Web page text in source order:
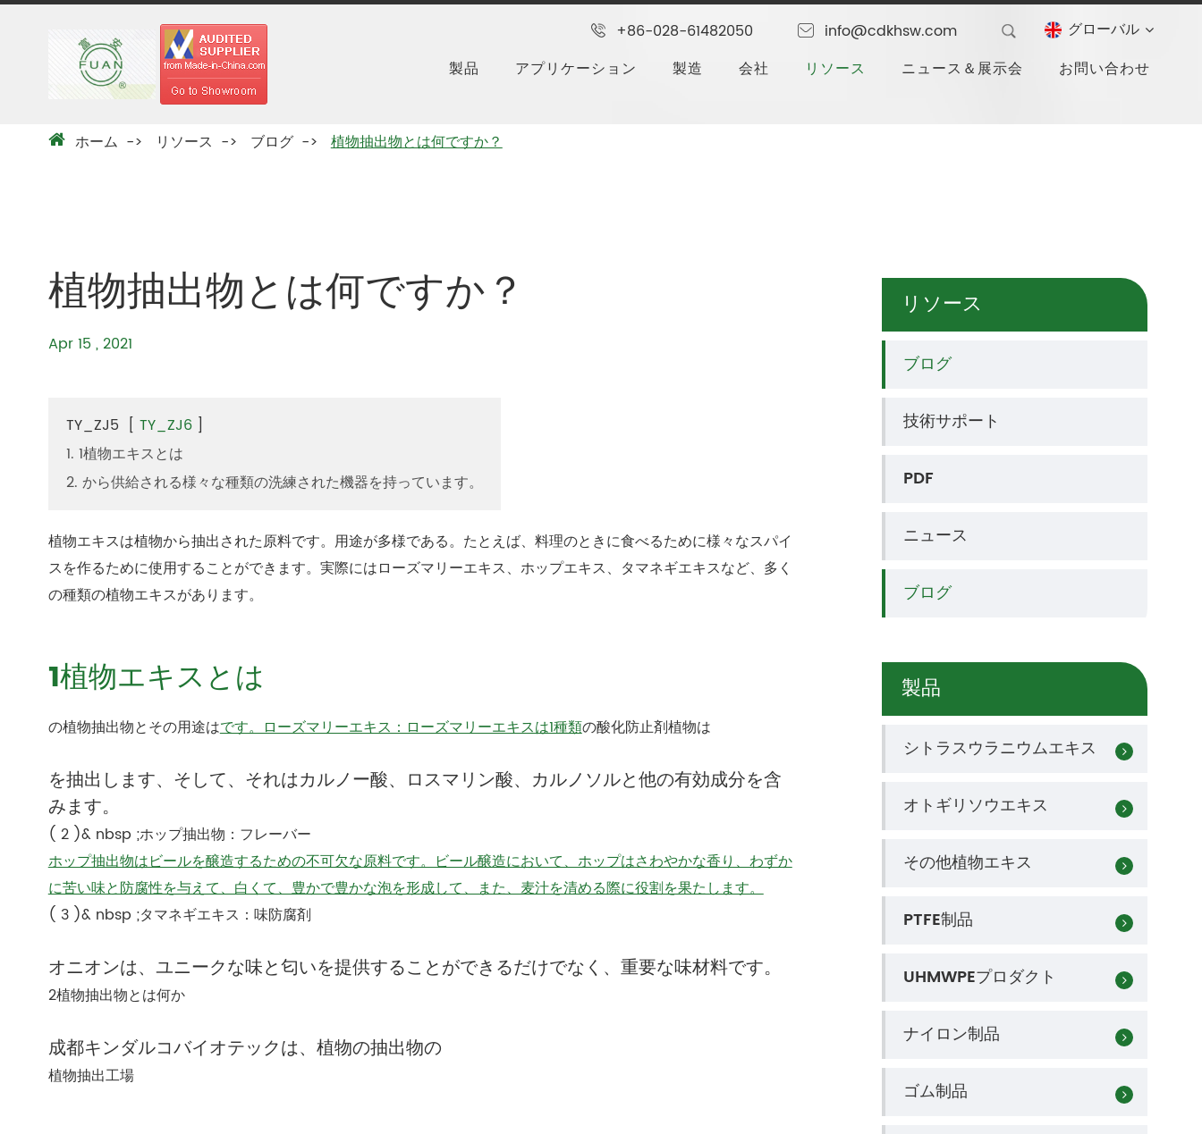
+86-028-61482050 info@cdkhsw.com
グローバル
製品
アプリケーション 製造 会社 リソース ニュース＆展示会 お問い合わせ
ホーム リソース ブログ 植物抽出物とは何ですか？
植物抽出物とは何ですか？
Apr 15 , 2021
TY_ZJ5 [ TY_ZJ6 ]
1. 1植物エキスとは
2. から供給される様々な種類の洗練された機器を持っています。
植物エキスは植物から抽出された原料です。用途が多様である。たとえば、料理のときに食べるために様々なスパイ
スを作るために使用することができます。実際にはローズマリーエキス、ホップエキス、タマネギエキスなど、多く
の種類の植物エキスがあります。
1植物エキスとは
の植物抽出物とその用途はです。ローズマリーエキス：ローズマリーエキスは1種類の酸化防止剤植物は
を抽出します、そして、それはカルノー酸、ロスマリン酸、カルノソルと他の有効成分を含
みます。
( 2 )& nbsp ;ホップ抽出物：フレーバー
ホップ抽出物はビールを醸造するための不可欠な原料です。ビール醸造において、ホップはさわやかな香り、わずか
に苦い味と防腐性を与えて、白くて、豊かで豊かな泡を形成して、また、麦汁を清める際に役割を果たします。
( 3 )& nbsp ;タマネギエキス：味防腐剤
オニオンは、ユニークな味と匂いを提供することができるだけでなく、重要な味材料です。
2植物抽出物とは何か
成都キンダルコバイオテックは、植物の抽出物の
植物抽出工場
リソース
ブログ
技術サポート
PDF
ニュース
ブログ
製品
シトラスウラニウムエキス
オトギリソウエキス
その他植物エキス
PTFE制品
UHMWPEプロダクト
ナイロン制品
ゴム制品